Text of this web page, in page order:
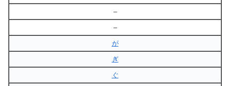
–
–
が
ぎ
ぐ